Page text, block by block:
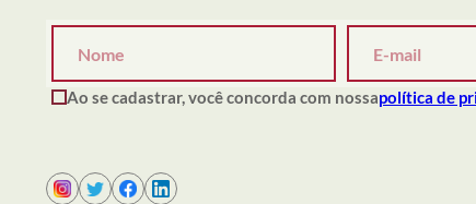
Ao se cadastrar, você concorda com nossapolítica de